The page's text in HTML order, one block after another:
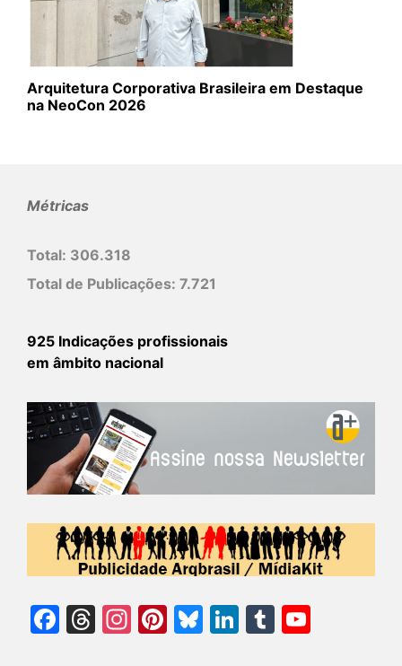
Arquitetura Corporativa Brasileira em Destaque
na NeoCon 2026
Métricas
Total: 306.318
Total de Publicações: 7.721
925 Indicações profissionais
em âmbito nacional
Facebook
Threads
Instagram
Pinterest
Bluesky
LinkedIn
Tumblr